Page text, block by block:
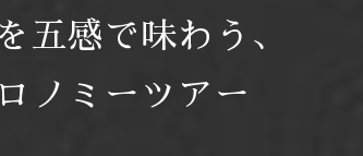
五感で味わう、
ノミーツアー